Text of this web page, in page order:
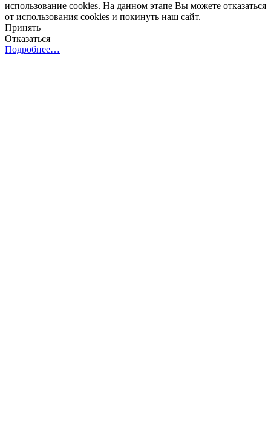
использование cookies. На данном этапе Вы можете отказаться
от использования cookies и покинуть наш сайт.
Принять
Отказаться
Подробнее…